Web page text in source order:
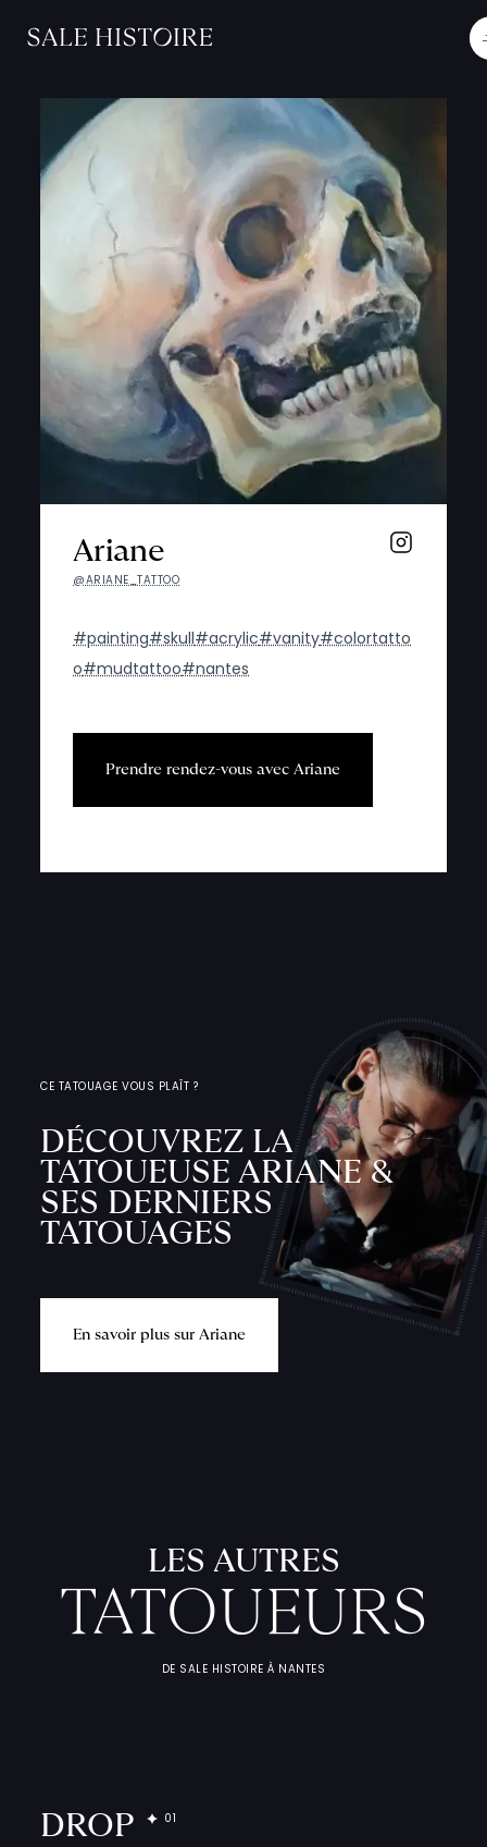
Ariane
@ARIANE_TATTOO
#painting#skull#acrylic#vanity#colortatto
o#mudtattoo#nantes
Prendre rendez-vous avec Ariane
CE TATOUAGE VOUS PLAÎT ?
DÉCOUVREZ LA
TATOUEUSE ARIANE &
SES DERNIERS
TATOUAGES
En savoir plus sur Ariane
LES AUTRES
TATOUEURS
DE SALE HISTOIRE À NANTES
DROP